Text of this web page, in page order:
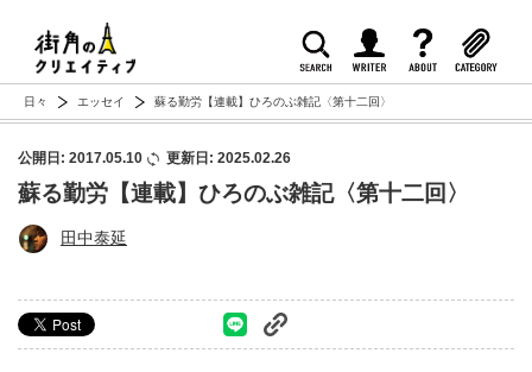
日々 エッセイ 蘇る勤労【連載】ひろのぶ雑記〈第十二回〉
公開日: 2017.05.10 更新日: 2025.02.26
蘇る勤労【連載】ひろのぶ雑記〈第十二回〉
田中泰延